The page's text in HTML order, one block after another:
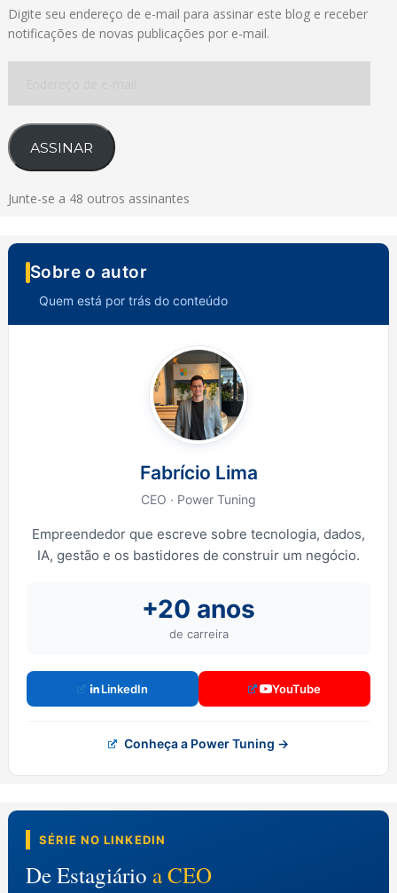
Digite seu endereço de e-mail para assinar este blog e receber
notificações de novas publicações por e-mail.
e-
mail
ASSINAR
Junte-se a 48 outros assinantes
Sobre o autor
Quem está por trás do conteúdo
Fabrício Lima
CEO · Power Tuning
Empreendedor que escreve sobre tecnologia, dados,
IA, gestão e os bastidores de construir um negócio.
+20 anos
de carreira
LinkedIn YouTube
Conheça a Power Tuning →
SÉRIE NO LINKEDIN
De Estagiário a CEO